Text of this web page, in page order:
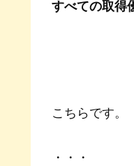
すべての取得
こちらです。
・・・